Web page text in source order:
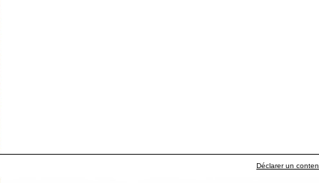
Déclarer un